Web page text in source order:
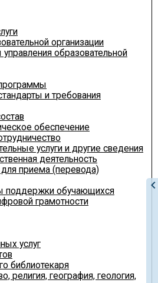
организации
управления образовательной
и требования
обеспечение
услуги и другие сведения
деятельность
приема (перевода)
поддержки обучающихся
грамотности
услуг
библиотекаря
религия, география, геология,